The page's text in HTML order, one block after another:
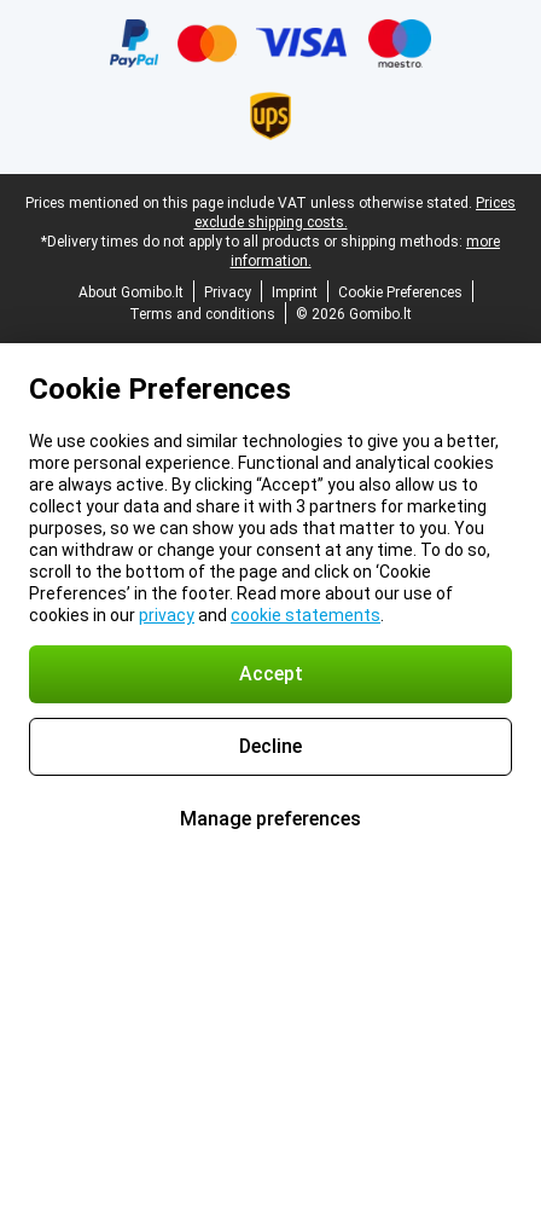
Legal footer
Prices mentioned on this page include VAT unless otherwise stated. Prices
exclude shipping costs.
*Delivery times do not apply to all products or shipping methods: more
information.
About Gomibo.lt
Privacy Imprint
Cookie Preferences
Terms and conditions
© 2026 Gomibo.lt
Cookie Preferences
We use cookies and similar technologies to give you a better,
more personal experience. Functional and analytical cookies
are always active. By clicking “Accept” you also allow us to
collect your data and share it with 3 partners for marketing
purposes, so we can show you ads that matter to you. You
can withdraw or change your consent at any time. To do so,
scroll to the bottom of the page and click on ‘Cookie
Preferences’ in the footer. Read more about our use of
cookies in ourprivacyand cookie statements
Accept
Decline
Manage preferences